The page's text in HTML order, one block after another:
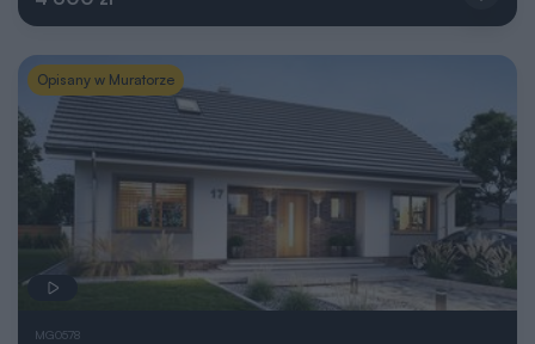
Opisany w Muratorze
MG0578